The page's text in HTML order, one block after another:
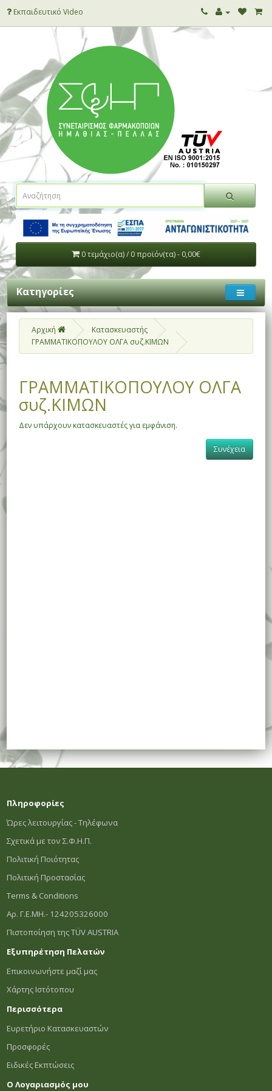
Εκπαιδευτικό Video
0 τεμάχιο(α) / 0 προϊόν(τα) - 0,00€
Κατηγορίες
Αρχική
Κατασκευαστής
ΓΡΑΜΜΑΤΙΚΟΠΟΥΛΟΥ ΟΛΓΑ συζ.ΚΙΜΩΝ
ΓΡΑΜΜΑΤΙΚΟΠΟΥΛΟΥ ΟΛΓΑ
συζ.ΚΙΜΩΝ
Δεν υπάρχουν κατασκευαστές για εμφάνιση.
Συνέχεια
Πληροφορίες
Ώρες λειτουργίας - Τηλέφωνα
Σχετικά με τον Σ.Φ.Η.Π.
Πολιτική Ποιότητας
Πολιτική Προστασίας
Terms & Conditions
Αρ. Γ.Ε.ΜΗ.- 124205326000
Πιστοποίηση της TÜV AUSTRIA
Εξυπηρέτηση Πελατών
Επικοινωνήστε μαζί μας
Χάρτης Ιστότοπου
Περισσότερα
Ευρετήριο Κατασκευαστών
Προσφορές
Ειδικές Εκπτώσεις
Ο Λογαριασμός μου